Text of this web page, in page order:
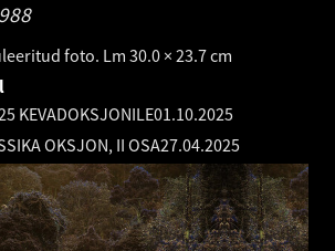
foto. Lm 30.0 × 23.7 cm
KEVADOKSJONILE01.10.2025
OKSJON, II OSA27.04.2025